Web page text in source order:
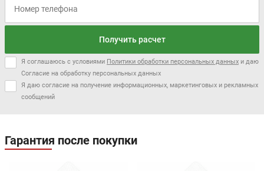
Получить расчет
Я соглашаюсь с условиями Политики обработки персональных данных и даю
Согласие на обработку персональных данных
Я даю согласие на получение информационных, маркетинговых и рекламных
сообщений
Гарантия после покупки